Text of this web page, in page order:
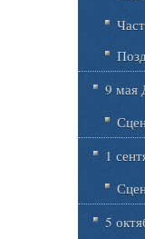
9 мая
1
5